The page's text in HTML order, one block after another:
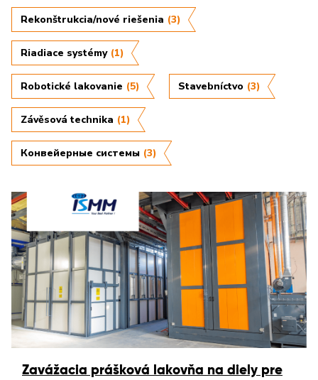
Rekonštrukcia/nové riešenia (3)
Riadiace systémy (1)
Robotické lakovanie (5) Stavebníctvo (3)
Závěsová technika (1)
Конвейерные системы (3)
Zavážacia prášková lakovňa na diely pre